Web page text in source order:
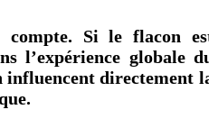
compte. Si le flacon
l’expérience globale
influencent directement